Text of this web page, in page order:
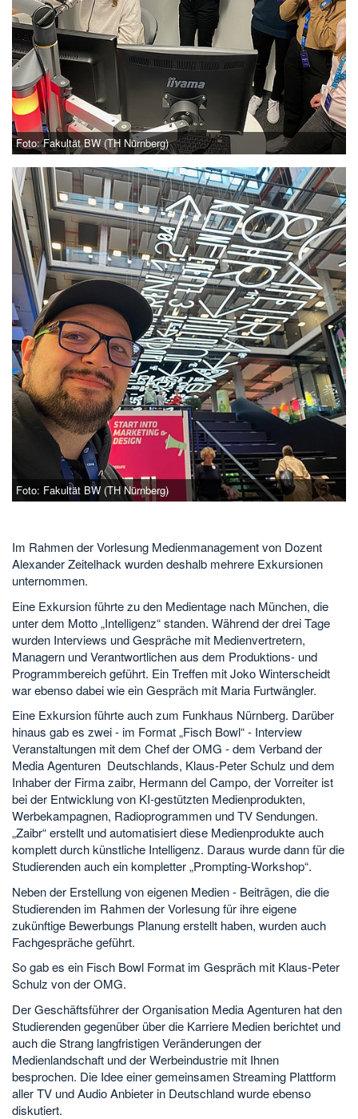
Foto: Fakultät BW (TH Nürnberg)
Foto: Fakultät BW (TH Nürnberg)
Im Rahmen der Vorlesung Medienmanagement von Dozent
Alexander Zeitelhack wurden deshalb mehrere Exkursionen
unternommen.
Eine Exkursion führte zu den Medientage nach München, die
unter dem Motto „Intelligenz“ standen. Während der drei Tage
wurden Interviews und Gespräche mit Medienvertretern,
Managern und Verantwortlichen aus dem Produktions- und
Programmbereich geführt. Ein Treffen mit Joko Winterscheidt
war ebenso dabei wie ein Gespräch mit Maria Furtwängler.
Eine Exkursion führte auch zum Funkhaus Nürnberg. Darüber
hinaus gab es zwei - im Format „Fisch Bowl“ - Interview
Veranstaltungen mit dem Chef der OMG - dem Verband der
Media Agenturen Deutschlands, Klaus-Peter Schulz und dem
Inhaber der Firma zaibr, Hermann del Campo, der Vorreiter ist
bei der Entwicklung von KI-gestützten Medienprodukten,
Werbekampagnen, Radioprogrammen und TV Sendungen.
„Zaibr“ erstellt und automatisiert diese Medienprodukte auch
komplett durch künstliche Intelligenz. Daraus wurde dann für die
Studierenden auch ein kompletter „Prompting-Workshop“.
Neben der Erstellung von eigenen Medien - Beiträgen, die die
Studierenden im Rahmen der Vorlesung für ihre eigene
zukünftige Bewerbungs Planung erstellt haben, wurden auch
Fachgespräche geführt.
So gab es ein Fisch Bowl Format im Gespräch mit Klaus-Peter
Schulz von der OMG.
Der Geschäftsführer der Organisation Media Agenturen hat den
Studierenden gegenüber über die Karriere Medien berichtet und
auch die Strang langfristigen Veränderungen der
Medienlandschaft und der Werbeindustrie mit Ihnen
besprochen. Die Idee einer gemeinsamen Streaming Plattform
aller TV und Audio Anbieter in Deutschland wurde ebenso
diskutiert.